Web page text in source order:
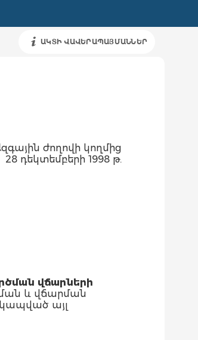
ԱԿՏԻ ՎԱՎԵՐԱՊԱՅՄԱՆՆԵՐ
ժողովի կողմից
28 դեկտեմբերի 1998 թ.
վճարների
և վճարման
այլ